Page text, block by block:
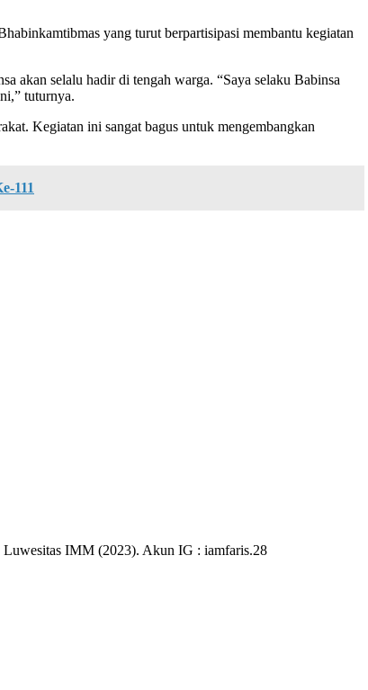
yang turut berpartisipasi membantu kegiatan
akan selalu hadir di tengah warga. “Saya selaku Babinsa
tuturnya.
Kegiatan ini sangat bagus untuk mengembangkan
111
Luwesitas IMM (2023). Akun IG : iamfaris.28